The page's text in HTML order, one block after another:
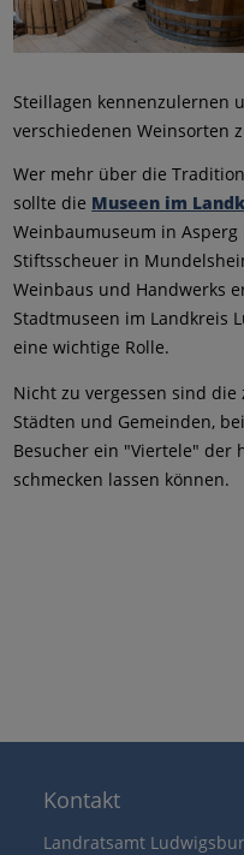
Steillagen kennenzulernen
verschiedenen Weinsorten
Wer mehr über die
sollte die Museen im
Weinbaumuseum in
Stiftsscheuer in
Weinbaus und Handwerks
Stadtmuseen im Landkreis
eine wichtige Rolle.
Nicht zu vergessen sind
Städten und Gemeinden,
Besucher ein "Viertele" der
schmecken lassen können.
Kontakt
Landratsamt